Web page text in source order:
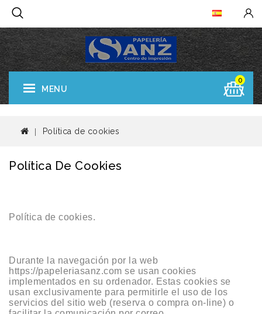
MENU
0
Política de cookies
Política De Cookies
Política de cookies.
Durante la navegación por la web
https://papeleriasanz.com se usan cookies
implementados en su ordenador. Estas cookies se
usan exclusivamente para permitirle el uso de los
servicios del sitio web (reserva o compra on-line) o